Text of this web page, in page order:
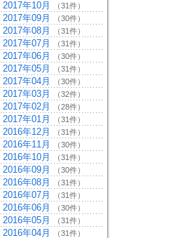
2017年10月 （31件）
2017年09月 （30件）
2017年08月 （31件）
2017年07月 （31件）
2017年06月 （30件）
2017年05月 （31件）
2017年04月 （30件）
2017年03月 （32件）
2017年02月 （28件）
2017年01月 （31件）
2016年12月 （31件）
2016年11月 （30件）
2016年10月 （31件）
2016年09月 （30件）
2016年08月 （31件）
2016年07月 （31件）
2016年06月 （30件）
2016年05月 （31件）
2016年04月 （31件）